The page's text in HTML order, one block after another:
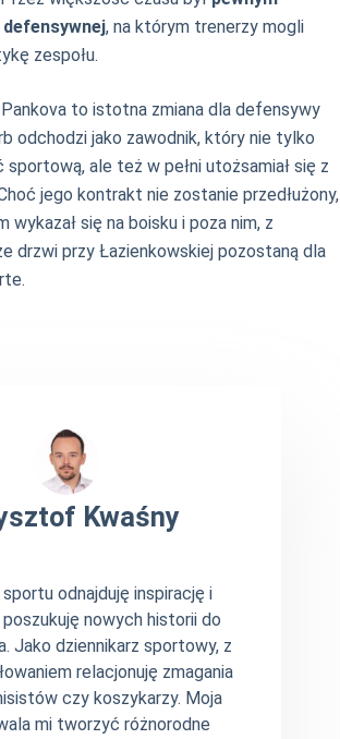
, na którym trenerzy mogli
zespołu.
to istotna zmiana dla defensywy
odchodzi jako zawodnik, który nie tylko
sportową, ale też w pełni utożsamiał się z
jego kontrakt nie zostanie przedłużony,
wykazał się na boisku i poza nim, z
drzwi przy Łazienkowskiej pozostaną dla
Kwaśny
odnajduję inspirację i
nowych historii do
Jako dziennikarz sportowy, z
relacjonuję zmagania
czy koszykarzy. Moja
mi tworzyć różnorodne